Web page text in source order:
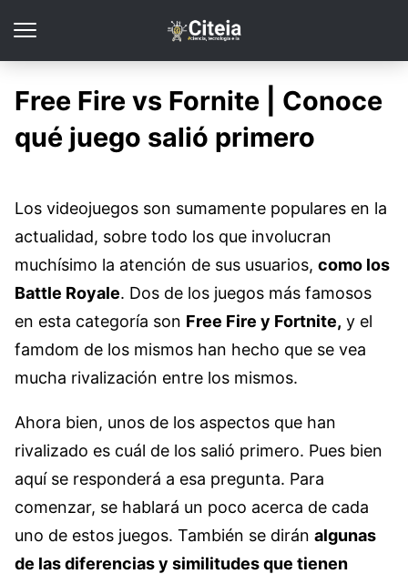
Free Fire vs Fornite | Conoce
qué juego salió primero
Los videojuegos son sumamente populares en la
actualidad, sobre todo los que involucran
muchísimo la atención de sus usuarios, como los
Battle Royale. Dos de los juegos más famosos
en esta categoría son Free Fire y Fortnite, y el
famdom de los mismos han hecho que se vea
mucha rivalización entre los mismos.
Ahora bien, unos de los aspectos que han
rivalizado es cuál de los salió primero. Pues bien
aquí se responderá a esa pregunta. Para
comenzar, se hablará un poco acerca de cada
uno de estos juegos. También se dirán algunas
de las diferencias y similitudes que tienen